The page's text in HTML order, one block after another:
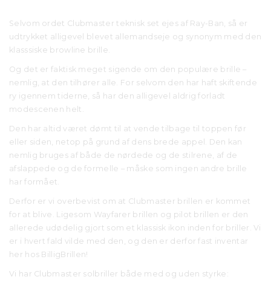
Selvom ordet Clubmaster teknisk set ejes af Ray-Ban, så er
udtrykket alligevel blevet allemandseje og synonym med den
klasssiske browline brille.
Og det er faktisk meget sigende om den populære brille –
nemlig, at den tilhører alle. For selvom den har haft skiftende
ry igennem tiderne, så har den alligevel aldrig forladt
modescenen helt.
Den har altid været dømt til at vende tilbage til toppen før
eller siden, netop på grund af dens brede appel. Den kan
nemlig bruges af både de nørdede og de stilrene, af de
afslappede og de formelle – måske som ingen andre brille
har formået.
Derfor er vi overbevist om at Clubmaster brillen er kommet
for at blive. Ligesom Wayfarer brillen og pilot brillen er den
allerede udødelig gjort som et klassisk ikon inden for briller. Vi
er i hvert fald vilde med den, og den er derfor fast inventar
her hos BilligBrillen!
Vi har Clubmaster solbriller både med og uden styrke: